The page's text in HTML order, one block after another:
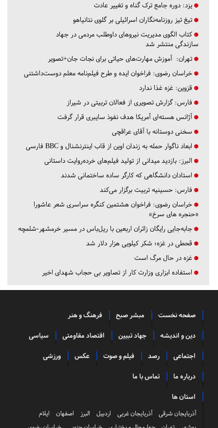
یزد: دوره جامع ترک گناه و تغییر عادت
تیغ تیز روزنامه‌نگاران اسرائیلی بر گلوی نتانیاهو
کتاب الگوی مدیریت نیروهای داوطلب مردمی در جهاد
سازندگی منتشر شد
تهران: آموزش مهارت‌های حیاتی برای نجات جان+تصویر
خراسان رضوی: فراخوان ایده و طرح فیلم‌نامه معلم دوست‌داشتنی
قزوین: غزه غذا ندارد
فارس: گزارش تصویری از فعالان تربیتی در شیراز
آژانس هسته‌ای آمریکا هدف نفوذ سایبری قرار گرفت
سخنی دوستانه با آقای عراقچی
ابعاد ناگوار حمله به زندان اوین از قاب اینترنشنال و BBC فارسی
البرز: بازدید میدانی از تولید فیلم‌های خرده‌روایت داستانی
استادان دانشگاهی که کارگر ساده ساختمانی شدند
فارس: حسینیه تربیت برگزار می‌کند
خراسان رضوی: فراخوان هشتمین کنگره سراسری شعر عاشورا
«حنجره های سرخ»
جابه‌جایی رایگان زائران اربعین با ریل‌باس در مسیر خرمشهر-شلمچه
قحطی در غزه؛ شکر کیلویی هزار دلار شد
غزه در حال مرگ است
استفاده ابزاری وزارت کار از تصاویر بی حجاب شهدای اخیر
صفحه نخست مبشر صبح فرهنگ و هنر
دین و اندیشه جهاد تبیین اقتصاد مقاومتی سیاسی
اجتماعی رصد فیلم و صوت عکس ورزشی
درباره ما تماس با ما
استان ها
آذربایجان شرقی آذربایجان غربی اردبیل البرز اصفهان
ایلام